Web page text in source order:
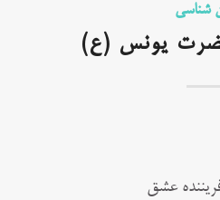
شناسی
یونس (ع)
عشق